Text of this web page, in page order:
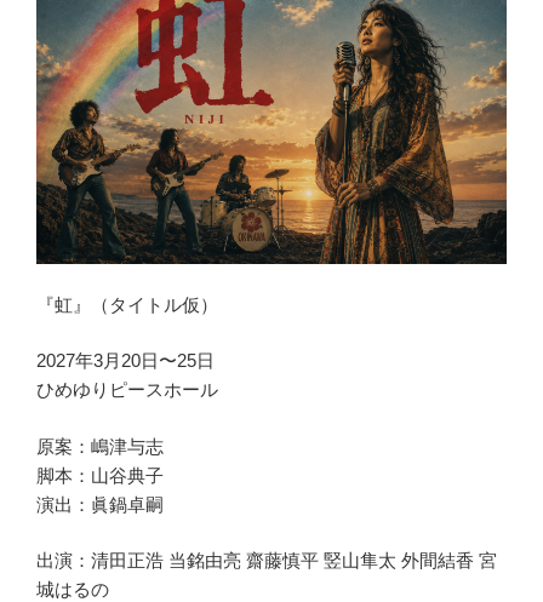
『虹』（タイトル仮）
2027年3月20日〜25日
ひめゆりピースホール
原案：嶋津与志
脚本：山谷典子
演出：眞鍋卓嗣
出演：清田正浩 当銘由亮 齋藤慎平 竪山隼太 外間結香 宮
城はるの